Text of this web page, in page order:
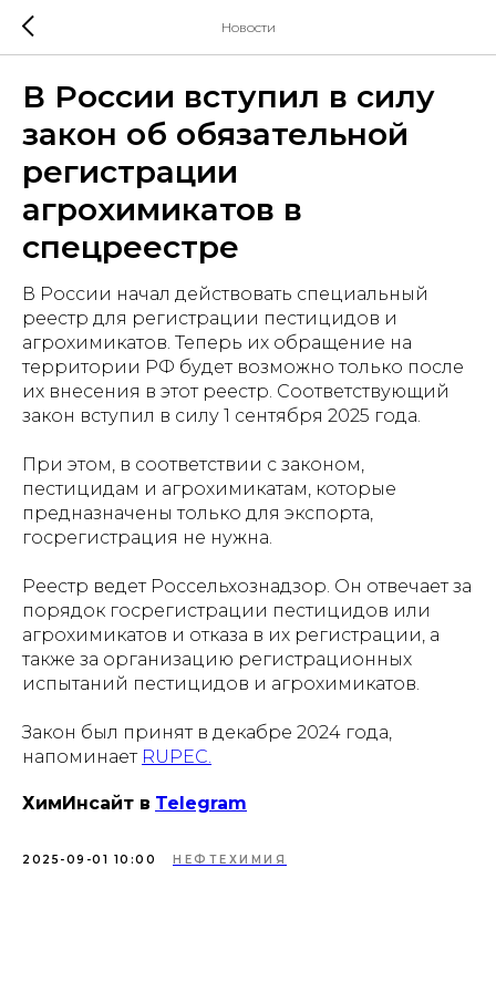
Новости
В России вступил в силу
закон об обязательной
регистрации
агрохимикатов в
спецреестре
В России начал действовать специальный
реестр для регистрации пестицидов и
агрохимикатов. Теперь их обращение на
территории РФ будет возможно только после
их внесения в этот реестр. Соответствующий
закон вступил в силу 1 сентября 2025 года.
При этом, в соответствии с законом,
пестицидам и агрохимикатам, которые
предназначены только для экспорта,
госрегистрация не нужна.
Реестр ведет Россельхознадзор. Он отвечает за
порядок госрегистрации пестицидов или
агрохимикатов и отказа в их регистрации, а
также за организацию регистрационных
испытаний пестицидов и агрохимикатов.
Закон был принят в декабре 2024 года,
напоминает RUPEC.
ХимИнсайт в Telegram
2025-09-01 10:00 НЕФТЕХИМИЯ